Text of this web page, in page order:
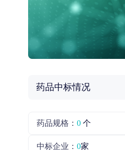
药品中标情况
药品规格： 0 个
中标企业： 0家